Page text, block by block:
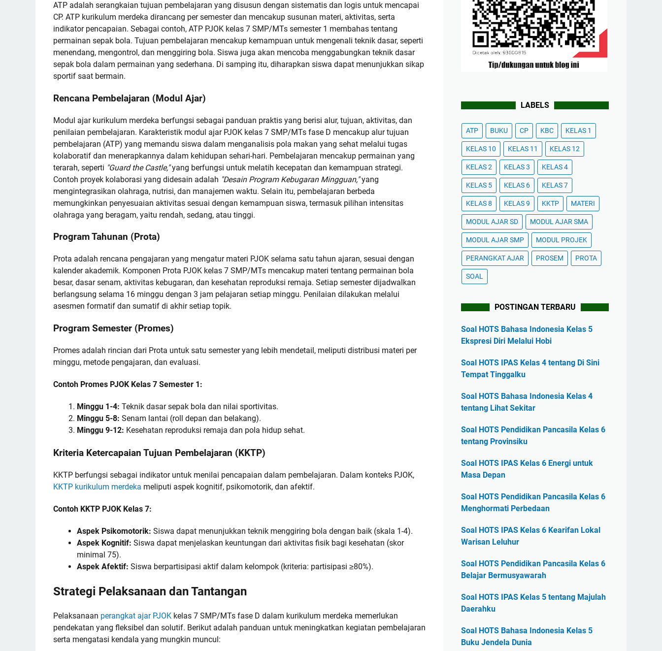
ATP adalah serangkaian tujuan pembelajaran yang disusun dengan sistematis dan logis untuk mencapai
CP. ATP kurikulum merdeka dirancang per semester dan mencakup susunan materi, aktivitas, serta
indikator pencapaian. Sebagai contoh, ATP PJOK kelas 7 SMP/MTs semester 1 membahas tentang
permainan sepak bola. Tujuan pembelajaran mencakup kemampuan untuk mengenali teknik dasar, seperti
menendang, mengontrol, dan menggiring bola. Siswa juga akan mencoba menggabungkan teknik dasar
sepak bola dalam permainan yang sederhana. Di samping itu, diharapkan siswa dapat menunjukkan sikap
sportif saat bermain.
Rencana Pembelajaran (Modul Ajar)
Modul ajar kurikulum merdeka berfungsi sebagai panduan praktis yang berisi alur, tujuan, aktivitas, dan
penilaian pembelajaran. Karakteristik modul ajar PJOK kelas 7 SMP/MTs fase D mencakup alur tujuan
pembelajaran (ATP) yang memandu siswa dalam menganalisis pola makan yang sehat melalui tugas
kolaboratif dan menerapkannya dalam kehidupan sehari-hari. Pembelajaran mencakup permainan yang
terarah, seperti "Guard the Castle,"yang berfungsi untuk melatih kecepatan dan kemampuan strategi.
Contoh proyek kolaborasi yang didesain adalah "Desain Program Kebugaran Mingguan,"yang
mengintegrasikan olahraga, nutrisi, dan manajemen waktu. Selain itu, pembelajaran berbeda
memungkinkan penyesuaian aktivitas sesuai dengan kemampuan siswa, termasuk pilihan intensitas
olahraga yang beragam, yaitu rendah, sedang, atau tinggi.
Program Tahunan (Prota)
Prota adalah rencana pengajaran yang mengatur materi PJOK selama satu tahun ajaran, sesuai dengan
kalender akademik. Komponen Prota PJOK kelas 7 SMP/MTs mencakup materi tentang permainan bola
besar, dasar senam, aktivitas kebugaran, dan kesehatan reproduksi remaja. Setiap semester dijadwalkan
berlangsung selama 16 minggu dengan 3 jam pelajaran setiap minggu. Penilaian dilakukan melalui
asesmen formatif dan sumatif di akhir setiap topik.
Program Semester (Promes)
Promes adalah rincian dari Prota untuk satu semester yang lebih mendetail, meliputi distribusi materi per
minggu, metode pengajaran, dan evaluasi.
Contoh Promes PJOK Kelas 7 Semester 1:
Minggu 1-4: Teknik dasar sepak bola dan nilai sportivitas.
Minggu 5-8: Senam lantai (roll depan dan belakang).
Minggu 9-12: Kesehatan reproduksi remaja dan pola hidup sehat.
Kriteria Ketercapaian Tujuan Pembelajaran (KKTP)
KKTP berfungsi sebagai indikator untuk menilai pencapaian dalam pembelajaran. Dalam konteks PJOK,
KKTP kurikulum merdeka meliputi aspek kognitif, psikomotorik, dan afektif.
Contoh KKTP PJOK Kelas 7:
Aspek Psikomotorik: Siswa dapat menunjukkan teknik menggiring bola dengan baik (skala 1-4).
Aspek Kognitif: Siswa dapat menjelaskan keuntungan dari aktivitas fisik bagi kesehatan (skor
minimal 75).
Aspek Afektif: Siswa berpartisipasi aktif dalam kelompok (kriteria: partisipasi ≥80%).
Strategi Pelaksanaan dan Tantangan
Pelaksanaan perangkat ajar PJOK kelas 7 SMP/MTs fase D dalam kurikulum merdeka memerlukan
pendekatan yang fleksibel dan solutif. Berikut adalah panduan untuk meningkatkan kegiatan pembelajaran
serta mengatasi kendala yang mungkin muncul:
LABELS
ATP BUKU CP KBC KELAS 1
KELAS 10 KELAS 11 KELAS 12
KELAS 2 KELAS 3 KELAS 4
KELAS 5 KELAS 6 KELAS 7
KELAS 8 KELAS 9 KKTP MATERI
MODUL AJAR SD MODUL AJAR SMA
MODUL AJAR SMP MODUL PROJEK
PERANGKAT AJAR PROSEM PROTA
SOAL
POSTINGAN TERBARU
Soal HOTS Bahasa Indonesia Kelas 5
Ekspresi Diri Melalui Hobi
Soal HOTS IPAS Kelas 4 tentang Di Sini
Tempat Tinggalku
Soal HOTS Bahasa Indonesia Kelas 4
tentang Lihat Sekitar
Soal HOTS Pendidikan Pancasila Kelas 6
tentang Provinsiku
Soal HOTS IPAS Kelas 6 Energi untuk
Masa Depan
Soal HOTS Pendidikan Pancasila Kelas 6
Menghormati Perbedaan
Soal HOTS IPAS Kelas 6 Kearifan Lokal
Warisan Leluhur
Soal HOTS Pendidikan Pancasila Kelas 6
Belajar Bermusyawarah
Soal HOTS IPAS Kelas 5 tentang Majulah
Daerahku
Soal HOTS Bahasa Indonesia Kelas 5
Buku Jendela Dunia